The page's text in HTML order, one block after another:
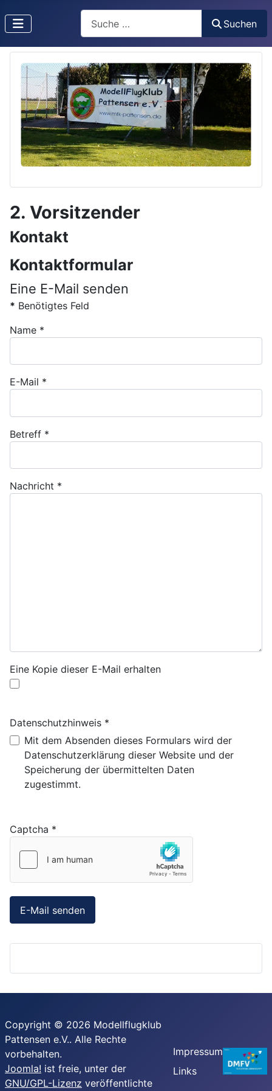
Suchen
2. Vorsitzender
Kontakt
Kontaktformular
Eine E-Mail senden
* Benötigtes Feld
Name *
E-Mail *
Betreff *
Nachricht *
Eine Kopie dieser E-Mail erhalten
Datenschutzhinweis *
Datenschutzhinweis
Mit dem Absenden dieses Formulars wird der
Datenschutzerklärung dieser Website und der
Speicherung der übermittelten Daten
zugestimmt.
Captcha *
E-Mail senden
Copyright © 2026 Modellflugklub
Pattensen e.V.. Alle Rechte
vorbehalten.
Joomla! ist freie, unter der
GNU/GPL-Lizenz veröffentlichte
Impressum
Links